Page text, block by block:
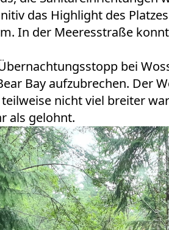
das Highlight des
In der Meeresstraße
bei
Bay aufzubrechen. Der
nicht viel breiter
als gelohnt.